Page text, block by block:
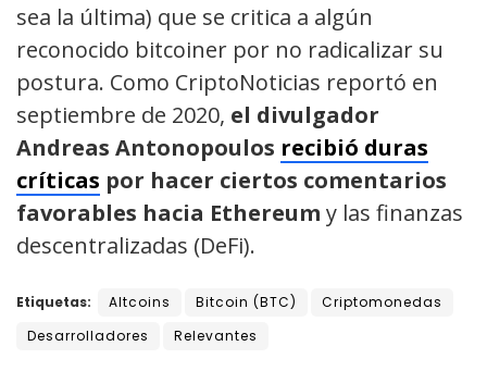
sea la última) que se critica a algún
reconocido bitcoiner por no radicalizar su
postura. Como CriptoNoticias reportó en
septiembre de 2020, el divulgador
Andreas Antonopoulos recibió duras
críticas por hacer ciertos comentarios
favorables hacia Ethereum y las finanzas
descentralizadas (DeFi).
Etiquetas: Altcoins Bitcoin (BTC)
Criptomonedas
Desarrolladores
Relevantes